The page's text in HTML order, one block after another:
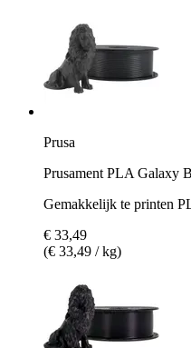
Prusa
Prusament PLA Galaxy
Gemakkelijk te printen
€ 33,49
(€ 33,49 / kg)